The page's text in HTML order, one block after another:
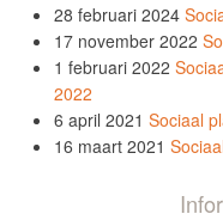
28 februari 2024
17 november 2022
1 februari 2022
2022
6 april 2021 Sociaal
16 maart 2021